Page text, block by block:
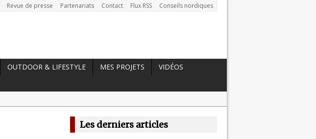
Revue de presse Partenariats Contact Flux RSS Conseils nordiques
OUTDOOR & LIFESTYLE MES PROJETS
VIDÉOS
Les derniers articles